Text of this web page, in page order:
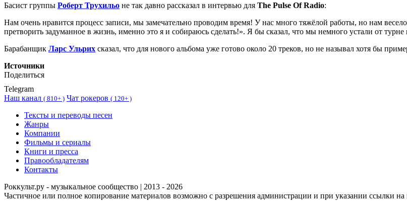
Басист группы Роберт Трухильо не так давно рассказал в интервью для The Pulse Of Radio:
Нам очень нравится процесс записи, мы замечательно проводим время! У нас много тяжёлой работы, но нам
претворить задуманное в жизнь, именно это я и собираюсь сделать!». Я бы сказал, что мы немного устали от
Барабанщик Ларс Ульрих сказал, что для нового альбома уже готово около 20 треков, но не называл хотя бы
Источники
Поделиться
Telegram
Наш канал ( 810+ ) Чат рокеров ( 120+ )
Тексты и переводы песен
Жанры
Компании
Фильмы и сериалы
Книги и пресса
Правообладателям
Контакты
Роккульт.ру - музыкальное сообщество | 2013 - 2026
Частичное или полное копирование материалов возможно с разрешения администрации и при указании ссылки